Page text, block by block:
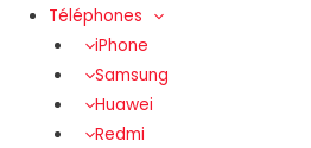
Téléphones
iPhone
Samsung
Huawei
Redmi